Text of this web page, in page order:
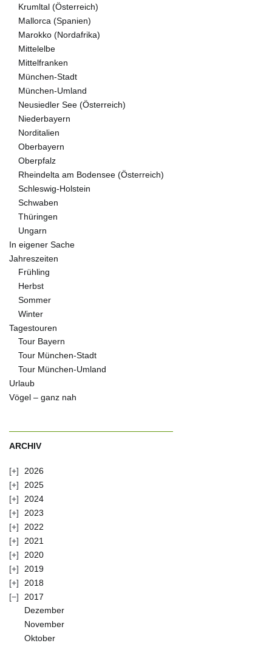
Krumltal (Österreich)
Mallorca (Spanien)
Marokko (Nordafrika)
Mittelelbe
Mittelfranken
München-Stadt
München-Umland
Neusiedler See (Österreich)
Niederbayern
Norditalien
Oberbayern
Oberpfalz
Rheindelta am Bodensee (Österreich)
Schleswig-Holstein
Schwaben
Thüringen
Ungarn
In eigener Sache
Jahreszeiten
Frühling
Herbst
Sommer
Winter
Tagestouren
Tour Bayern
Tour München-Stadt
Tour München-Umland
Urlaub
Vögel – ganz nah
ARCHIV
2026
2025
2024
2023
2022
2021
2020
2019
2018
2017
Dezember
November
Oktober